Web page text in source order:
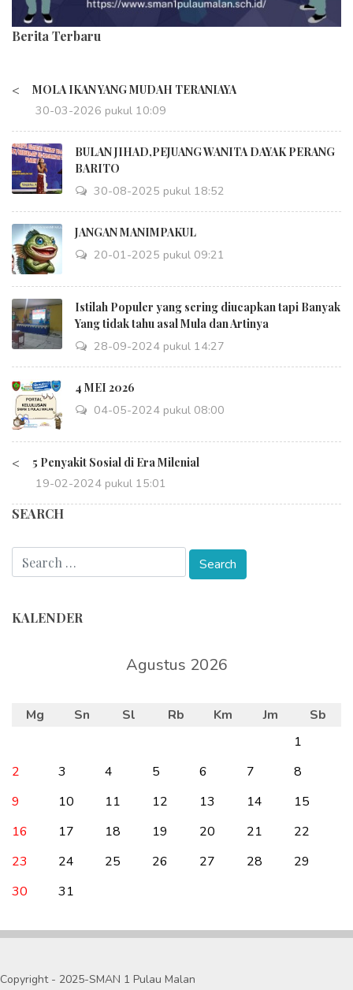
Berita Terbaru
< MOLA IKAN YANG MUDAH TERANIAYA
30-03-2026 pukul 10:09
BULAN JIHAD,PEJUANG WANITA DAYAK PERANG
BARITO
30-08-2025 pukul 18:52
JANGAN MANIMPAKUL
20-01-2025 pukul 09:21
Istilah Populer yang sering diucapkan tapi Banyak
Yang tidak tahu asal Mula dan Artinya
28-09-2024 pukul 14:27
4 MEI 2026
04-05-2024 pukul 08:00
< 5 Penyakit Sosial di Era Milenial
19-02-2024 pukul 15:01
SEARCH
KALENDER
Agustus 2026
Mg Sn Sl Rb Km Jm
Sb
1
2
3 4 5 6 7
8
9
10 11 12 13 14
15
16
17 18 19 20 21
22
23
24 25 26 27 28
29
30
31
Copyright - 2025-SMAN 1 Pulau Malan